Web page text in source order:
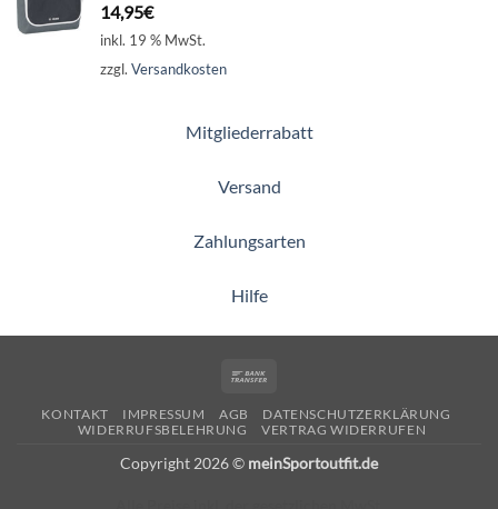
14,95€
inkl. 19 % MwSt.
zzgl. Versandkosten
Mitgliederrabatt
Versand
Zahlungsarten
Hilfe
KONTAKT IMPRESSUM AGB
DATENSCHUTZERKLÄRUNG
WIDERRUFSBELEHRUNG
VERTRAG WIDERRUFEN
Copyright 2026 © meinSportoutfit.de